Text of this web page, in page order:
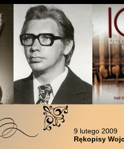
9 lutego 2009
Rękopisy